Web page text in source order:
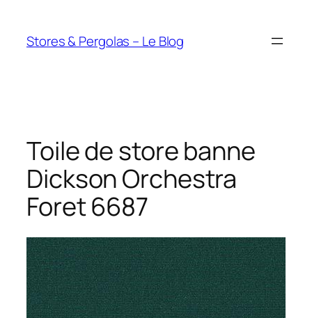
contenu
Stores & Pergolas – Le Blog
Toile de store banne
Dickson Orchestra
Foret 6687